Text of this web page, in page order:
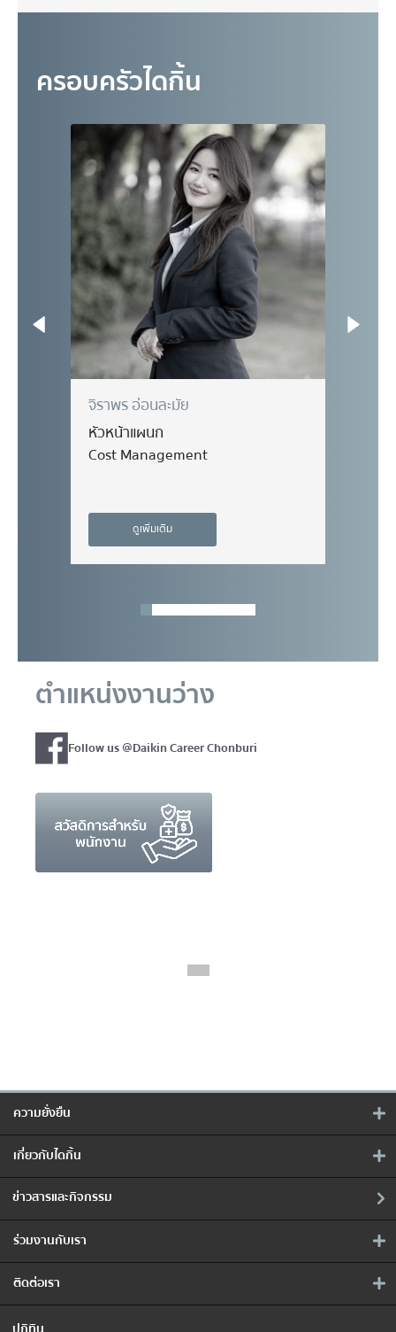
ครอบครัวไดกิ้น
จิราพร อ่อนละมัย
หัวหน้าแผนก
Cost Management
ดูเพิ่มเติม
ตำแหน่งงานว่าง
Follow us @Daikin Career Chonburi
12
ความยั่งยืน
เกี่ยวกับไดกิ้น
ข่าวสารและกิจกรรม
ร่วมงานกับเรา
ติดต่อเรา